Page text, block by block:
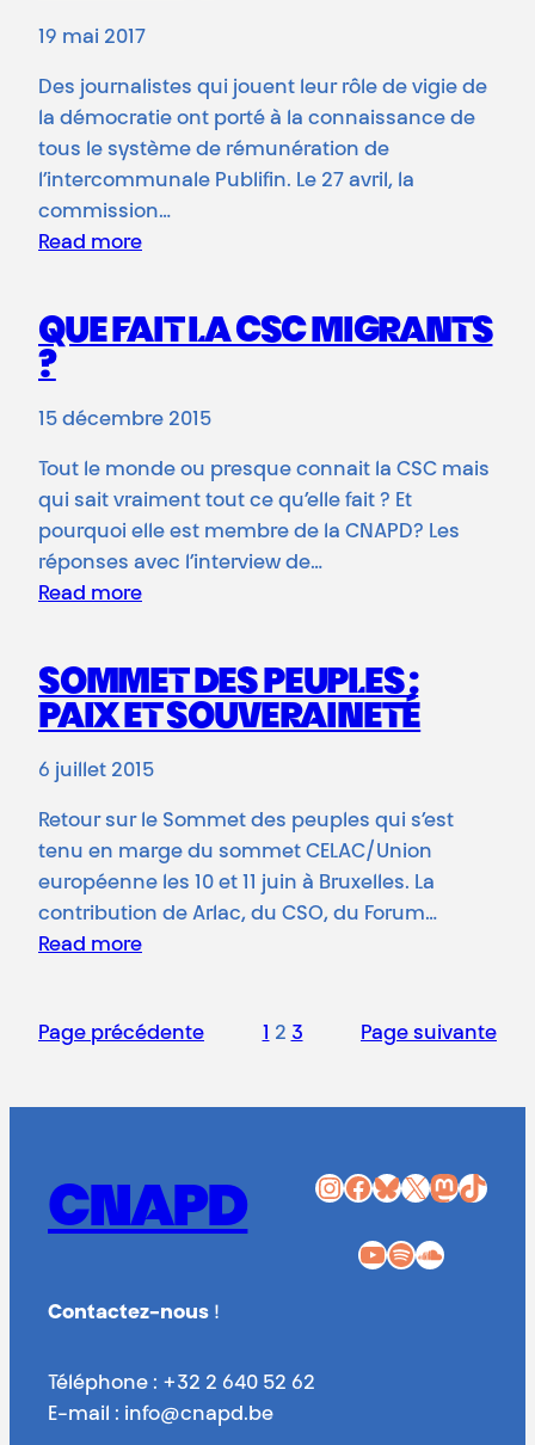
19 mai 2017
Des journalistes qui jouent leur rôle de vigie de
la démocratie ont porté à la connaissance de
tous le système de rémunération de
l’intercommunale Publifin. Le 27 avril, la
commission…
Read more
QUE FAIT LA CSC MIGRANTS
?
15 décembre 2015
Tout le monde ou presque connait la CSC mais
qui sait vraiment tout ce qu’elle fait ? Et
pourquoi elle est membre de la CNAPD? Les
réponses avec l’interview de…
Read more
SOMMET DES PEUPLES :
PAIX ET SOUVERAINETÉ
6 juillet 2015
Retour sur le Sommet des peuples qui s’est
tenu en marge du sommet CELAC/Union
européenne les 10 et 11 juin à Bruxelles. La
contribution de Arlac, du CSO, du Forum…
Read more
Page précédente 2 3 Page suivante
CNAPD InstagramFacebook Bluesky X Mastodon TikTok
YouTube Spotify SoundCloud
Contactez-nous !
Téléphone : +32 2 640 52 62
E-mail : info@cnapd.be